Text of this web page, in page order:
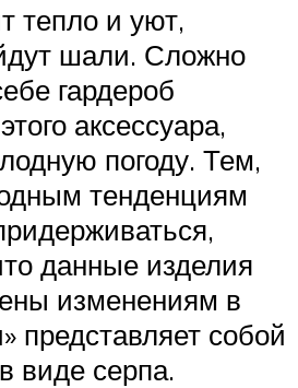
тепло и уют,
шали. Сложно
гардероб
аксессуара,
погоду. Тем,
тенденциям
данные изделия
изменениям в
представляет собой
виде серпа.